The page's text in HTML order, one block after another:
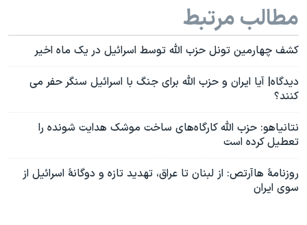
مطالب مرتبط
کشف چهارمین تونل حزب الله توسط اسرائیل در یک ماه اخیر
دیدگاه| آیا ایران و حزب الله برای جنگ با اسرائیل سنگر حفر می
کنند؟
نتانیاهو: حزب الله کارگاه‌های ساخت موشک هدایت شونده را
تعطیل کرده است
روزنامۀ هاآرتص: از لبنان تا عراق، تهدید تازه و دوگانۀ اسرائیل از
سوی ایران